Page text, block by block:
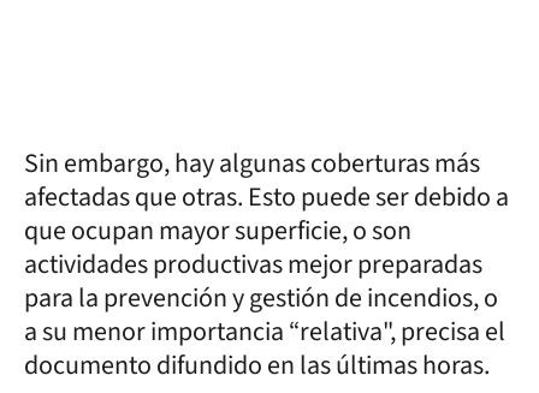
Sin embargo, hay algunas coberturas más
afectadas que otras. Esto puede ser debido a
que ocupan mayor superficie, o son
actividades productivas mejor preparadas
para la prevención y gestión de incendios, o
a su menor importancia “relativa", precisa el
documento difundido en las últimas horas.